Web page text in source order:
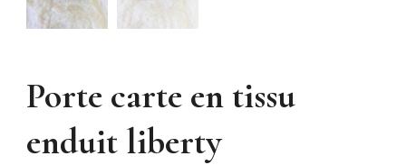
Porte carte en tissu
enduit liberty